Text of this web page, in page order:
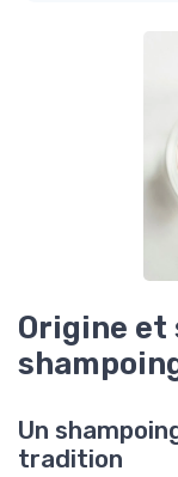
Origine
Un
tradition